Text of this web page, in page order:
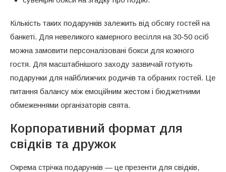
Кількість таких подарунків залежить від обсягу гостей на
банкеті. Для невеликого камерного весілля на 30-50 осіб
можна замовити персоналізовані бокси для кожного
гостя. Для масштабнішого заходу зазвичай готують
подарунки для найближчих родичів та обраних гостей. Це
питання балансу між емоційним жестом і бюджетними
обмеженнями організаторів свята.
Корпоративний формат для
свідків та дружок
Окрема стрічка подарунків — це презенти для свідків,